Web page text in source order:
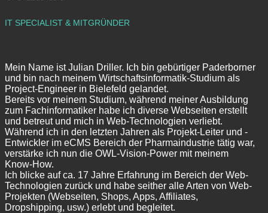
IT SPECIALIST & MITGRÜNDER
Mein Name ist Julian Driller. Ich bin gebürtiger Paderborner
und bin nach meinem Wirtschaftsinformatik-Studium als
Project-Engineer in Bielefeld gelandet.
Bereits vor meinem Studium, während meiner Ausbildung
zum Fachinformatiker habe ich diverse Webseiten erstellt
und betreut und mich in Web-Technologien verliebt.
Während ich in den letzten Jahren als Projekt-Leiter und -
Entwickler im eCMS Bereich der Pharmaindustrie tätig war,
verstärke ich nun die OWL-Vision-Power mit meinem
Know-How.
Ich blicke auf ca. 17 Jahre Erfahrung im Bereich der Web-
Technologien zurück und habe seither alle Arten von Web-
Projekten (Webseiten, Shops, Apps, Affiliates,
Dropshipping, usw.) erlebt und begleitet.